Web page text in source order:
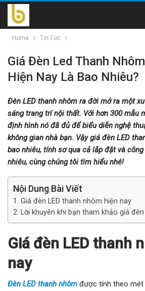
Home Tin Tức
Giá Đèn Led Thanh
Hiện Nay Là Bao Nhiêu?
Đèn LED thanh nhôm ra đời mở ra một
sáng trang trí nội thất. Với hơn 300 mẫu
định hình nó đã đủ để biểu diễn nghệ
không gian nhà bạn. Vậy giá đèn LED
bao nhiêu, tính sơ qua cả lắp đặt và
nhiêu, cùng chúng tôi tìm hiểu nhé!
Nội Dung Bài Viết
Giá đèn LED thanh nhôm hiện nay
Lời khuyên khi bạn tham khảo giá
Giá đèn LED thanh
nay
Đèn LED thanh nhôm được tính theo mét